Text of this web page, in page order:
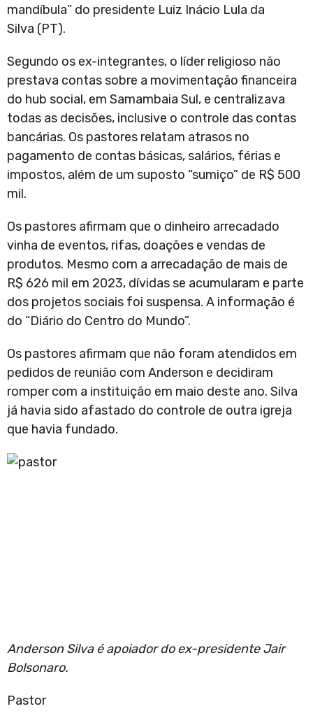
mandíbula” do presidente Luiz Inácio Lula da
Silva (PT).
Segundo os ex-integrantes, o líder religioso não
prestava contas sobre a movimentação financeira
do hub social, em Samambaia Sul, e centralizava
todas as decisões, inclusive o controle das contas
bancárias. Os pastores relatam atrasos no
pagamento de contas básicas, salários, férias e
impostos, além de um suposto “sumiço” de R$ 500
mil.
Os pastores afirmam que o dinheiro arrecadado
vinha de eventos, rifas, doações e vendas de
produtos. Mesmo com a arrecadação de mais de
R$ 626 mil em 2023, dívidas se acumularam e parte
dos projetos sociais foi suspensa. A informação é
do “Diário do Centro do Mundo”.
Os pastores afirmam que não foram atendidos em
pedidos de reunião com Anderson e decidiram
romper com a instituição em maio deste ano. Silva
já havia sido afastado do controle de outra igreja
que havia fundado.
Anderson Silva é apoiador do ex-presidente Jair
Bolsonaro.
Pastor